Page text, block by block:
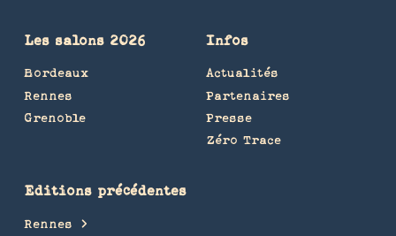
Les salons 2026
Bordeaux
Rennes
Grenoble
Infos
Actualités
Partenaires
Presse
Zéro Trace
Editions précédentes
Rennes